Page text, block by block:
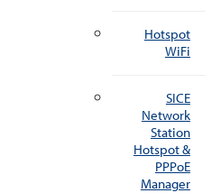
Hotspot
WiFi
SICE
Network
Station
Hotspot &
PPPoE
Manager